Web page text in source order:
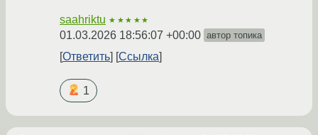
saahriktu ★★★★★
01.03.2026 18:56:07 +00:00 автор топика
Ответить Ссылка
1